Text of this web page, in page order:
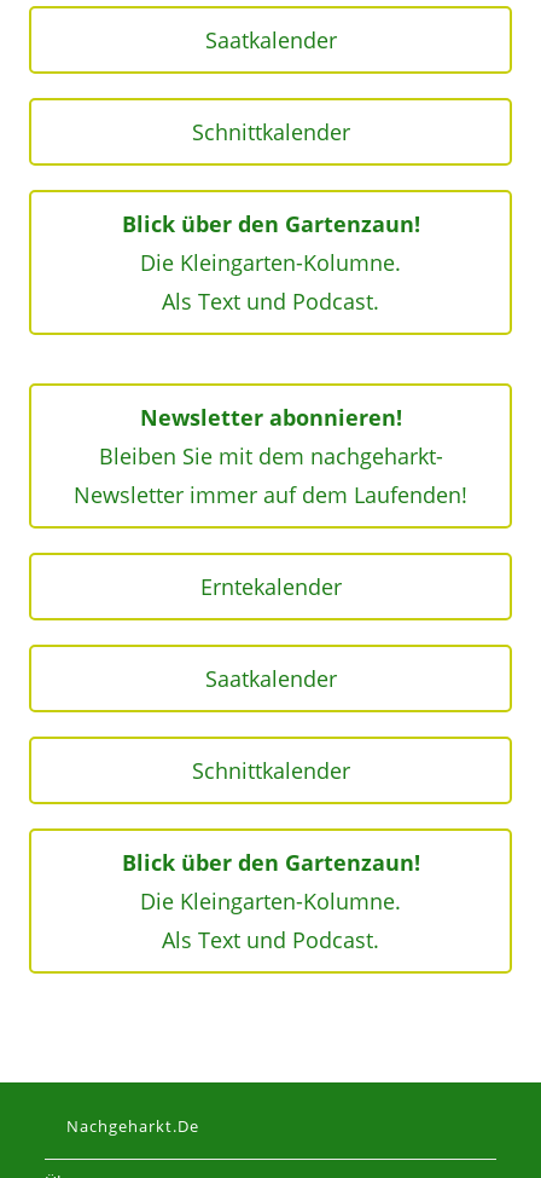
Saatkalender
Schnittkalender
Blick über den Gartenzaun!
Die Kleingarten-Kolumne.
Als Text und Podcast.
Newsletter abonnieren!
Bleiben Sie mit dem nachgeharkt-
Newsletter immer auf dem Laufenden!
Erntekalender
Saatkalender
Schnittkalender
Blick über den Gartenzaun!
Die Kleingarten-Kolumne.
Als Text und Podcast.
Nachgeharkt.de